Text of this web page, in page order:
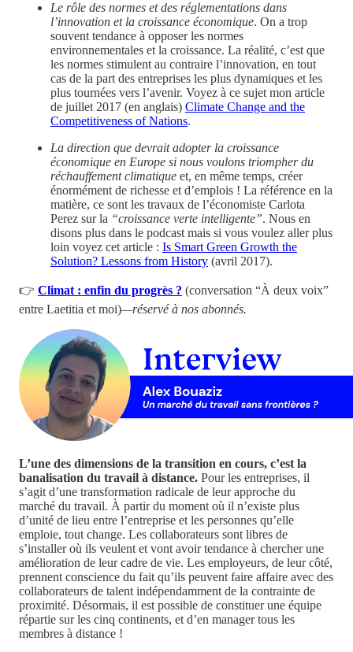
Le rôle des normes et des réglementations dans
l’innovation et la croissance économique. On a trop
souvent tendance à opposer les normes
environnementales et la croissance. La réalité, c’est que
les normes stimulent au contraire l’innovation, en tout
cas de la part des entreprises les plus dynamiques et les
plus tournées vers l’avenir. Voyez à ce sujet mon article
de juillet 2017 (en anglais) Climate Change and the
Competitiveness of Nations.
La direction que devrait adopter la croissance
économique en Europe si nous voulons triompher du
réchauffement climatique et, en même temps, créer
énormément de richesse et d’emplois ! La référence en la
matière, ce sont les travaux de l’économiste Carlota
Perez sur la “croissance verte intelligente”. Nous en
disons plus dans le podcast mais si vous voulez aller plus
loin voyez cet article : Is Smart Green Growth the
Solution? Lessons from History (avril 2017).
👉 Climat : enfin du progrès ? (conversation “À deux voix”
entre Laetitia et moi)—réservé à nos abonnés.
L’une des dimensions de la transition en cours, c’est la
banalisation du travail à distance. Pour les entreprises, il
s’agit d’une transformation radicale de leur approche du
marché du travail. À partir du moment où il n’existe plus
d’unité de lieu entre l’entreprise et les personnes qu’elle
emploie, tout change. Les collaborateurs sont libres de
s’installer où ils veulent et vont avoir tendance à chercher une
amélioration de leur cadre de vie. Les employeurs, de leur côté,
prennent conscience du fait qu’ils peuvent faire affaire avec des
collaborateurs de talent indépendamment de la contrainte de
proximité. Désormais, il est possible de constituer une équipe
répartie sur les cinq continents, et d’en manager tous les
membres à distance !